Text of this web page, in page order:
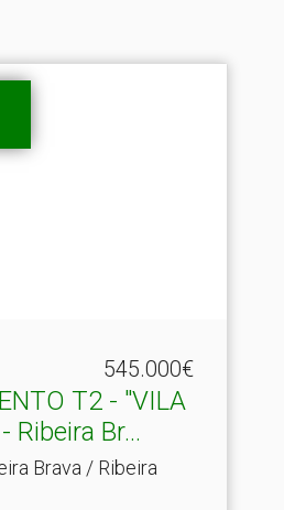
545.000€
T2 - "VILA
Ribeira Br.​..
Brava / Ribeira